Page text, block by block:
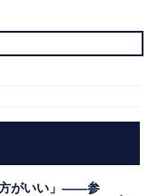
方がいい」――参